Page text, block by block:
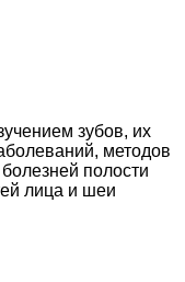
зубов, их
методов
полости
лица и шеи